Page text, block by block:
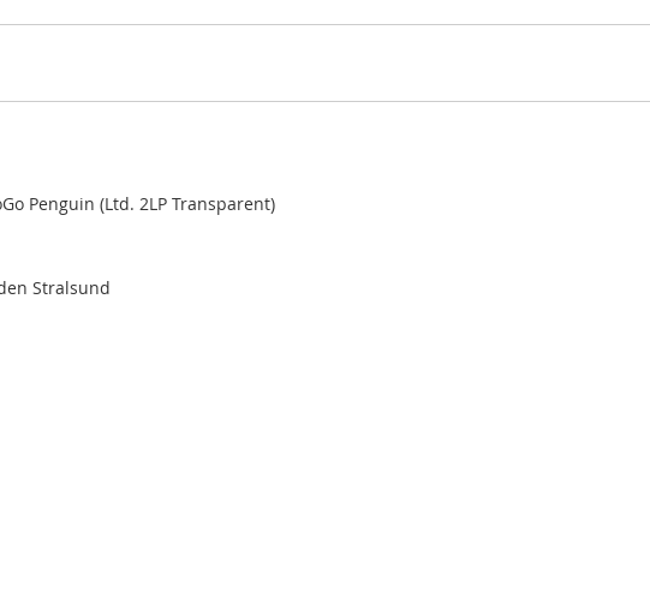
Penguin (Ltd. 2LP Transparent)
Stralsund